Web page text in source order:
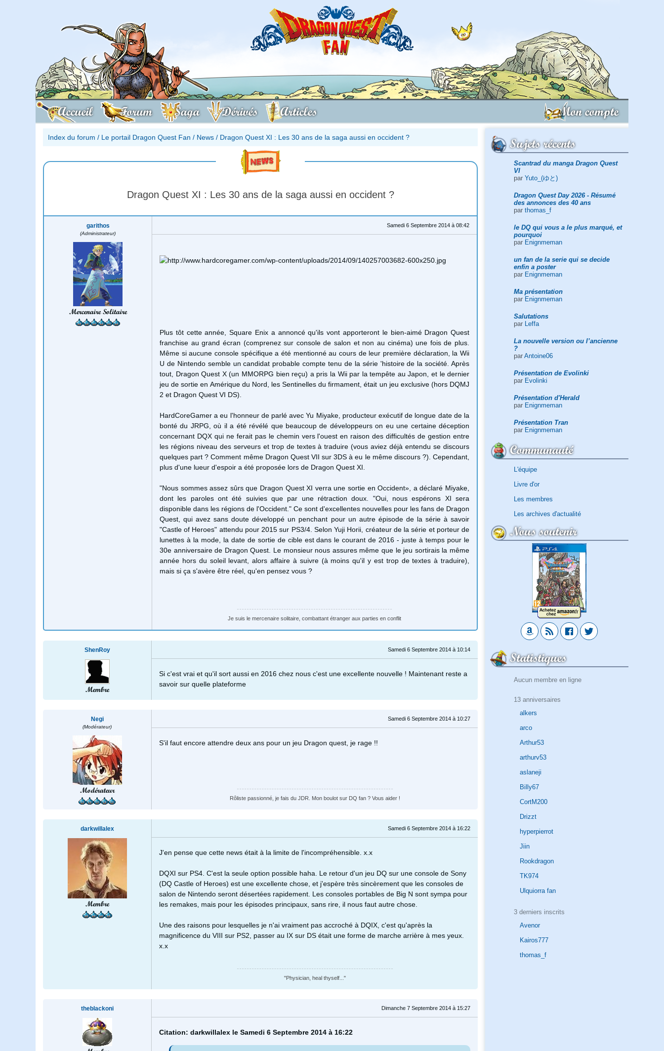
Accueil Forum Saga Dérivés Articles Mon compte
Sujets récents
Scantrad du manga Dragon Quest
VI
par Yuto_(ゆと)
Dragon Quest Day 2026 - Résumé
des annonces des 40 ans
par thomas_f
le DQ qui vous a le plus marqué, et
pourquoi
par Enignmeman
un fan de la serie qui se decide
enfin a poster
par Enignmeman
Ma présentation
par Enignmeman
Salutations
par
Leffa
La nouvelle version ou l’ancienne
?
par Antoine06
Présentation de Evolinki
par Evolinki
Présentation d'Herald
par Enignmeman
Présentation Tran
par Enignmeman
Communauté
L'équipe
Livre d'or
Les membres
Les archives d'actualité
Nous soutenir
Statistiques
Aucun membre en ligne
13 anniversaires
alkers
arco
Arthur53
arthurv53
aslaneji
Billy67
CortM200
Drizzt
hyperpierrot
Jiin
Rookdragon
TK974
Ulquiorra fan
3 derniers inscrits
Avenor
Kairos777
thomas_f
Index du forum / Le portail Dragon Quest Fan / News / Dragon Quest XI : Les 30 ans de la saga aussi en occident ?
Dragon Quest XI : Les 30 ans de la saga aussi en occident ?
garithos
(Administrateur)
Mercenaire Solitaire
Samedi 6 Septembre 2014 à 08:42
Plus tôt cette année Square Enix a annoncé qu'ils vont apporteront le bien-aimé Dragon Quest
franchise au grand écran (comprenez sur console de salon et non au cinéma) une fois de plus
Même si aucune console spécifique a été mentionné au cours de leur première déclaration
la Wii
U de Nintendo semble un candidat probable compte tenu de la série 'histoire de la société Après
tout
Dragon Quest X (un MMORPG bien reçu) a pris la Wii par la tempête au Japon et le dernier
jeu de sortieen Amérique du Nord les Sentinelles du firmament était un jeu exclusive (hors DQMJ
2 et Dragon Quest VI DS)
HardCoreGamer a eu l'honneur de parlé avec Yu Miyake, producteur exécutif de longue date de la
bonté du JRPG où il a été révélé que beaucoup de développeurson eu une certaine déception
concernant DQXqui ne ferait pas le chemin vers l'ouesten raison des difficultés de gestion entre
les régions niveau des serveurs et trop de textes à traduire (vous aviez déjà entendu se discours
quelques part ? Comment même Dragon Quest VII sur 3DS à eu le même discours ?) Cependant
plus d'une lueur d'espoir a été proposée lors de Dragon Quest XI
"Nous sommes assez sûrs que Dragon Quest XI verra une sortie en Occident», a déclaré Miyake
dont les paroles ont été suivies que par une rétraction doux. "Oui, nous espérons XI sera
disponible dans les régions de l'Occident " Ce sont d'excellentes nouvelles pour les fans de Dragon
Quest
qui avez sans doute développé un penchant pour un autre épisode de la série à savoir
"Castle of Heroes" attendu pour 2015 sur PS3/4. Selon Yuji Horii créateur de la série et porteur de
lunettes à la mode, la date de sortie de cible est dans le courant de 2016 - juste à temps pour le
30e anniversaire de Dragon Quest
Le monsieur nous assures même que le jeu sortirais la même
année hors du soleil levant, alors affaire à suivre (à moins qu'il y est trop de textes à traduire),
mais si ça s'avère être réel, qu'en pensez vous ?
Je suis le mercenaire solitaire, combattant étranger aux parties en conflit
ShenRoy
Membre
Samedi 6 Septembre 2014 à 10:14
Si c'est vrai et qu'il sort aussi en 2016 chez nous c'est une excellente nouvelle ! Maintenant reste a
savoir sur quelle plateforme
Negi
(Modérateur)
Modérateur
Samedi 6 Septembre 2014 à 10:27
S'il faut encore attendre deux ans pour un jeu Dragon quest, je rage !!
Rôliste passionné, je fais du JDR. Mon boulot sur DQ fan ? Vous aider !
darkwillalex
Membre
Samedi 6 Septembre 2014 à 16:22
J'en pense que cette news était à la limite de l'incompréhensible. x.x
DQXI sur PS4. C'est la seule option possible haha. Le retour d'un jeu DQ sur une console de Sony
(DQ Castle of Heroes) est une excellente chose, et j'espère très sincèrement que les consoles de
salon de Nintendo seront désertées rapidement. Les consoles portables de Big N sont sympa pour
les remakes, mais pour les épisodes principaux, sans rire, il nous faut autre chose.
Une des raisons pour lesquelles je n'ai vraiment pas accroché à DQIX, c'est qu'après la
magnificence du VIII sur PS2, passer au IX sur DS était une forme de marche arrière à mes yeux.
x.x
"Physician, heal thyself..."
theblackoni Dimanche 7 Septembre 2014 à 15:27
Citation: darkwillalex le Samedi 6 Septembre 2014 à 16:22